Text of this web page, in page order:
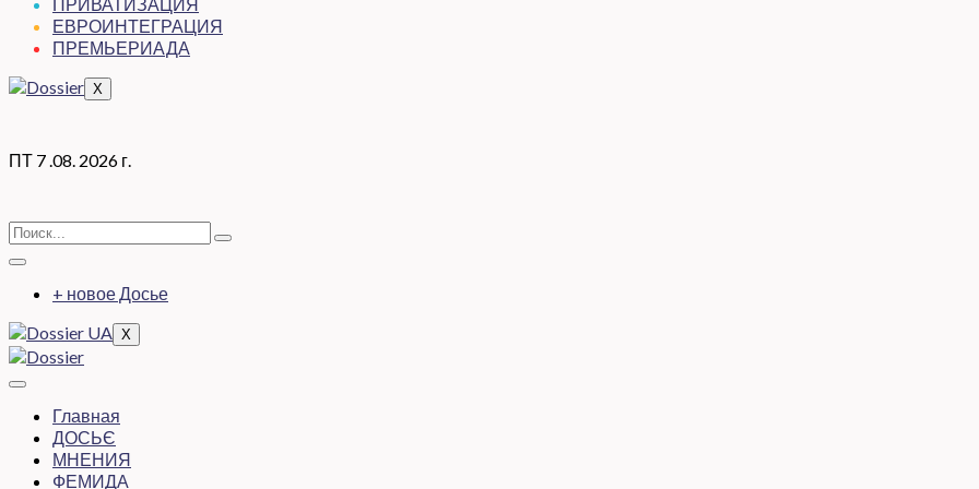
ЕВРОИНТЕГРАЦИЯ
ПРЕМЬЕРИАДА
X
ПТ 7 .08. 2026 г.
+ новое Досье
X
Главная
ДОСЬЄ
МНЕНИЯ
ФЕМИДА